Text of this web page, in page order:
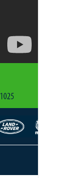
›